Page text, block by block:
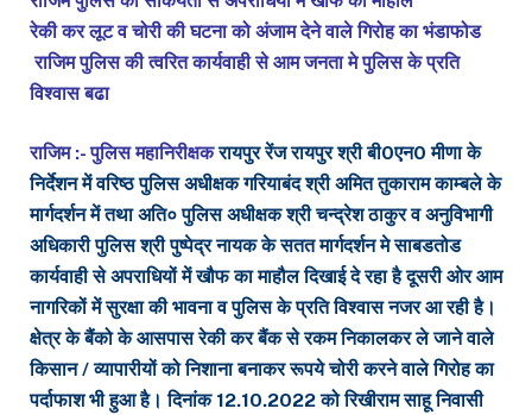
रेकी कर लूट व चोरी की घटना को अंजाम देने वाले गिरोह का भंडाफोड
राजिम पुलिस की त्वरित कार्यवाही से आम जनता मे पुलिस के प्रति
विश्वास बढा
राजिम :- पुलिस महानिरीक्षक रायपुर रेंज रायपुर श्री बी0एन0 मीणा के
निर्देशन में वरिष्ठ पुलिस अधीक्षक गरियाबंद श्री अमित तुकाराम काम्बले के
मार्गदर्शन में तथा अति० पुलिस अधीक्षक श्री चन्द्रेश ठाकुर व अनुविभागी
अधिकारी पुलिस श्री पुष्पेद्र नायक के सतत मार्गदर्शन मे साबडतोड
कार्यवाही से अपराधियों में खौफ का माहौल दिखाई दे रहा है दूसरी ओर आम
नागरिकों में सुरक्षा की भावना व पुलिस के प्रति विश्वास नजर आ रही है।
क्षेत्र के बैंको के आसपास रेकी कर बैंक से रकम निकालकर ले जाने वाले
किसान / व्यापारीयों को निशाना बनाकर रूपये चोरी करने वाले गिरोह का
पर्दाफाश भी हुआ है। दिनांक 12.10.2022 को रिखीराम साहू निवासी